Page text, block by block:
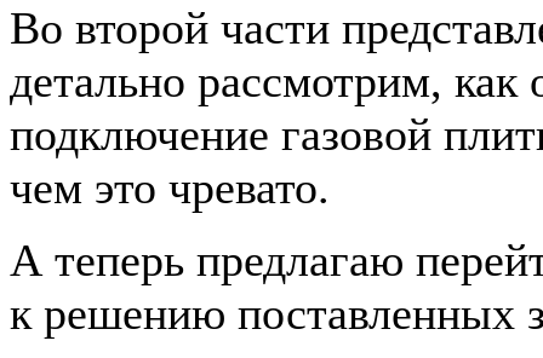
Во второй части
детально рассмотрим, как
подключение газовой
чем это чревато.
А теперь предлагаю
к решению поставленных